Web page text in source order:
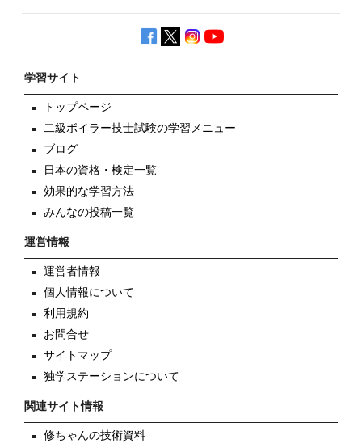
学習サイト
トップページ
二級ボイラー技士試験の学習メニュー
ブログ
日本の資格・検定一覧
効果的な学習方法
みんなの投稿一覧
運営情報
運営者情報
個人情報について
利用規約
お問合せ
サイトマップ
独学ステーションについて
関連サイト情報
修ちゃんの技術資料